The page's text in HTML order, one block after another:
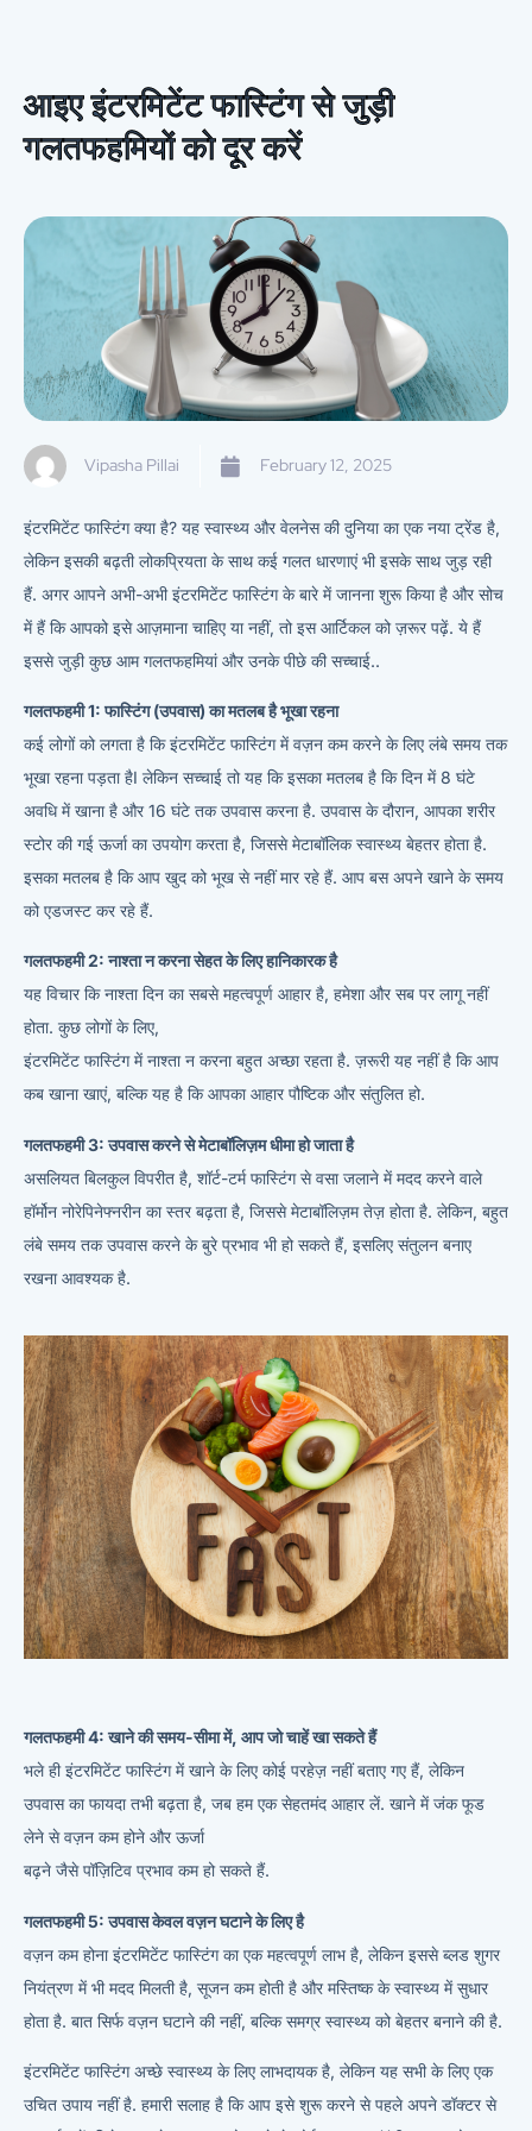
आइए इंटरमिटेंट फास्टिंग से जुड़ी
गलतफहमियों को दूर करें
Vipasha Pillai February 12, 2025
इंटरमिटेंट फास्टिंग क्या है? यह स्वास्थ्य और वेलनेस की दुनिया का एक नया ट्रेंड है,
लेकिन इसकी बढ़ती लोकप्रियता के साथ कई गलत धारणाएं भी इसके साथ जुड़ रही
हैं. अगर आपने अभी-अभी इंटरमिटेंट फास्टिंग के बारे में जानना शुरू किया है और सोच
में हैं कि आपको इसे आज़माना चाहिए या नहीं, तो इस आर्टिकल को ज़रूर पढ़ें. ये हैं
इससे जुड़ी कुछ आम गलतफहमियां और उनके पीछे की सच्चाई..
गलतफहमी 1: फास्टिंग (उपवास) का मतलब है भूखा रहना
कई लोगों को लगता है कि इंटरमिटेंट फास्टिंग में वज़न कम करने के लिए लंबे समय तक
भूखा रहना पड़ता हैI लेकिन सच्चाई तो यह कि इसका मतलब है कि दिन में 8 घंटे
अवधि में खाना है और 16 घंटे तक उपवास करना है. उपवास के दौरान, आपका शरीर
स्टोर की गई ऊर्जा का उपयोग करता है, जिससे मेटाबॉलिक स्वास्थ्य बेहतर होता है.
इसका मतलब है कि आप खुद को भूख से नहीं मार रहे हैं. आप बस अपने खाने के समय
को एडजस्ट कर रहे हैं.
गलतफहमी 2: नाश्ता न करना सेहत के लिए हानिकारक है
यह विचार कि नाश्ता दिन का सबसे महत्वपूर्ण आहार है, हमेशा और सब पर लागू नहीं
होता. कुछ लोगों के लिए,
इंटरमिटेंट फास्टिंग में नाश्ता न करना बहुत अच्छा रहता है. ज़रूरी यह नहीं है कि आप
कब खाना खाएं, बल्कि यह है कि आपका आहार पौष्टिक और संतुलित हो.
गलतफहमी 3: उपवास करने से मेटाबॉलिज़म धीमा हो जाता है
असलियत बिलकुल विपरीत है, शॉर्ट-टर्म फास्टिंग से वसा जलाने में मदद करने वाले
हॉर्मोन नोरेपिनेफ्नरीन का स्तर बढ़ता है, जिससे मेटाबॉलिज़म तेज़ होता है. लेकिन, बहुत
लंबे समय तक उपवास करने के बुरे प्रभाव भी हो सकते हैं, इसलिए संतुलन बनाए
रखना आवश्यक है.
गलतफहमी 4: खाने की समय-सीमा में, आप जो चाहें खा सकते हैं
भले ही इंटरमिटेंट फास्टिंग में खाने के लिए कोई परहेज़ नहीं बताए गए हैं, लेकिन
उपवास का फायदा तभी बढ़ता है, जब हम एक सेहतमंद आहार लें. खाने में जंक फूड
लेने से वज़न कम होने और ऊर्जा
बढ़ने जैसे पॉज़िटिव प्रभाव कम हो सकते हैं.
गलतफहमी 5: उपवास केवल वज़न घटाने के लिए है
वज़न कम होना इंटरमिटेंट फास्टिंग का एक महत्वपूर्ण लाभ है, लेकिन इससे ब्लड शुगर
नियंत्रण में भी मदद मिलती है, सूजन कम होती है और मस्तिष्क के स्वास्थ्य में सुधार
होता है. बात सिर्फ वज़न घटाने की नहीं, बल्कि समग्र स्वास्थ्य को बेहतर बनाने की है.
इंटरमिटेंट फास्टिंग अच्छे स्वास्थ्य के लिए लाभदायक है, लेकिन यह सभी के लिए एक
उचित उपाय नहीं है. हमारी सलाह है कि आप इसे शुरू करने से पहले अपने डॉक्टर से